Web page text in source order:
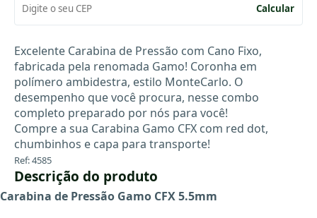
Calcular
Excelente Carabina de Pressão com Cano Fixo,
fabricada pela renomada Gamo! Coronha em
polímero ambidestra, estilo MonteCarlo. O
desempenho que você procura, nesse combo
completo preparado por nós para você!
Compre a sua Carabina Gamo CFX com red dot,
chumbinhos e capa para transporte!
Ref: 4585
Descrição do produto
Carabina de Pressão Gamo CFX 5.5mm